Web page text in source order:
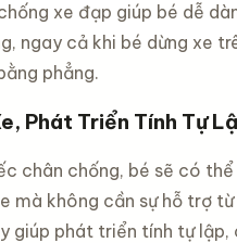
xe đạp giúp bé dễ
ngay cả khi bé dừng xe
phẳng.
Phát Triển Tính Tự
chân chống, bé sẽ có
mà không cần sự hỗ trợ
giúp phát triển tính tự lập,